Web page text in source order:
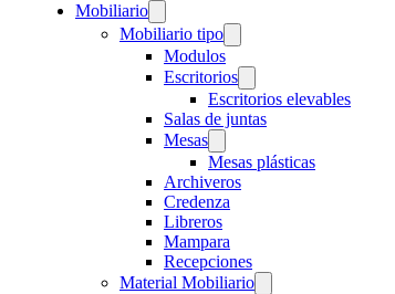
Mobiliario
Mobiliario tipo
Modulos
Escritorios
Escritorios elevables
Salas de juntas
Mesas
Mesas plásticas
Archiveros
Credenza
Libreros
Mampara
Recepciones
Material Mobiliario